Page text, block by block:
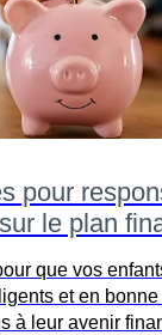
pour
le plan
que vos
et en
à leur avenir